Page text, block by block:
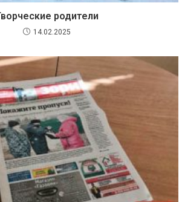
родители
14.02.2025